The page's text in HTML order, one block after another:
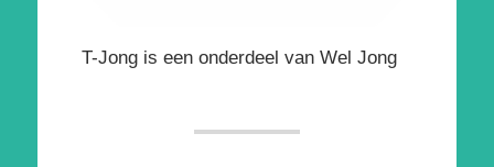
T-Jong is een onderdeel van Wel Jong